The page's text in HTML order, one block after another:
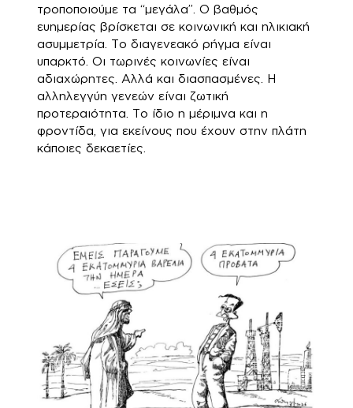
τροποποιούμε τα “μεγάλα”. Ο βαθμός
ευημερίας βρίσκεται σε κοινωνική και ηλικιακή
ασυμμετρία. Το διαγενεακό ρήγμα είναι
υπαρκτό. Οι τωρινές κοινωνίες είναι
αδιαχώρητες. Αλλά και διασπασμένες. Η
αλληλεγγύη γενεών είναι ζωτική
προτεραιότητα. Το ίδιο η μέριμνα και η
φροντίδα, για εκείνους που έχουν στην πλάτη
κάποιες δεκαετίες.